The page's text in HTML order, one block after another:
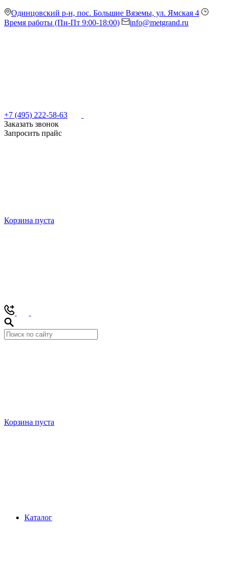
Одинцовский р-н, пос. Большие Вяземы, ул. Ямская 4
Время работы (Пн-Пт 9:00-18:00)
info@metgrand.ru
+7 (495) 222-58-63
Заказать звонок
Запросить прайс
Корзина пуста
Корзина пуста
Каталог